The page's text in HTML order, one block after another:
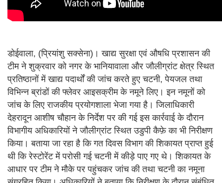
डोईवाला, (प्रियांशु सक्सेना)। खाद्य सुरक्षा एवं औषधि प्रशासन की
टीम ने शुक्रवार को नगर के भानियावाला और जौलीग्रांट क्षेत्र स्थित
प्रतिष्ठानों में खाद्य पदार्थों की जांच करते हुए चटनी, पेयजल तथा
विभिन्न ब्रांडों की फ्लेवर आइसक्रीम के नमूने लिए। इन नमूनों को
जांच के लिए राजकीय प्रयोगशाला भेजा गया है। जिलाधिकारी
देहरादून आशीष चौहान के निर्देश पर की गई इस कार्रवाई के दौरान
विभागीय अधिकारियों ने जौलीग्रांट स्थित उडुपी कैफ़े का भी निरीक्षण
किया। बताया जा रहा है कि गत दिवस विभाग की शिकायत प्राप्त हुई
थी कि रेस्टोरेंट में परोसी गई चटनी में कीड़े पाए गए थे। शिकायत के
आधार पर टीम ने मौके पर पहुंचकर जांच की तथा चटनी का नमूना